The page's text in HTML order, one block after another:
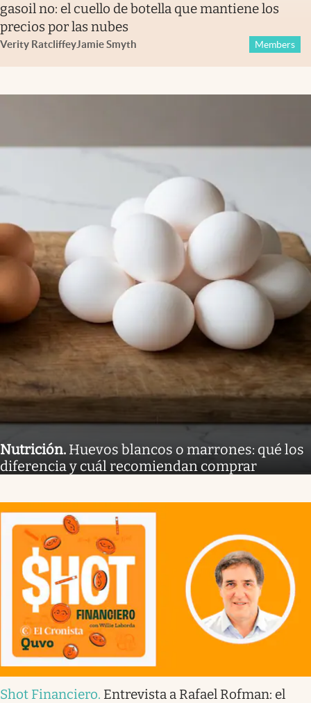
gasoil no: el cuello de botella que mantiene los
precios por las nubes
Verity RatcliffeyJamie Smyth Members
Nutrición. Huevos blancos o marrones: qué los
diferencia y cuál recomiendan comprar
Shot Financiero. Entrevista a Rafael Rofman: el